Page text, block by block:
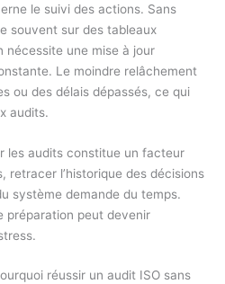
le suivi des actions. Sans
souvent sur des tableaux
nécessite une mise à jour
Le moindre relâchement
ou des délais dépassés, ce qui
audits.
les audits constitue un facteur
retracer l’historique des décisions
système demande du temps.
préparation peut devenir
réussir un audit ISO sans